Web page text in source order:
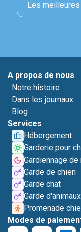
Les
A propos de nous
Notre histoire
Dans les journaux
Blog
Services
Hébergement
Garderie pour
Gardiennage
Garde de chien
Garde chat
Garde d'animaux
Promenade
Modes de